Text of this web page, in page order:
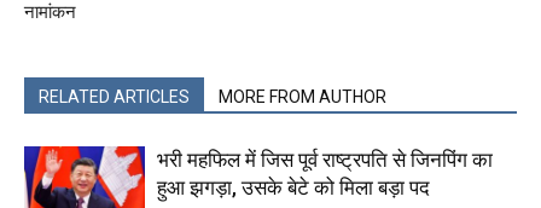
नामांकन
RELATED ARTICLES MORE FROM AUTHOR
भरी महफिल में जिस पूर्व राष्‍ट्रपति से जिनपिंग का
हुआ झगड़ा, उसके बेटे को मिला बड़ा पद